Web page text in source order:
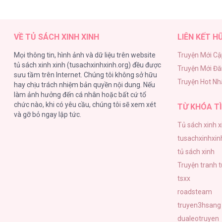
Vợ Chồng Siêu Sao Có Chút Ngọt [...] –
Vợ Chồng Siêu Sao Có Chút Ngọt [...]
VỀ TỦ SÁCH XINH XINH
Mọi thông tin, hình ảnh và dữ liệu trên website
tủ sách xinh xinh (tusachxinhxinh.org) đều được
sưu tầm trên Internet. Chúng tôi không sở hữu
hay chịu trách nhiệm bản quyền nội dung. Nếu
làm ảnh hưởng đến cá nhân hoặc bất cứ tổ
chức nào, khi có yêu cầu, chúng tôi sẽ xem xét
và gỡ bỏ ngay lập tức.
LIÊN KẾT
Truyện Mới
Truyện Mới
Truyện Hot
TỪ KHÓA
Tủ sách xinh
tủ sách xinh
Truyện tranh
tsxx
roadsteam
truyen3hsang
dualeotruyen